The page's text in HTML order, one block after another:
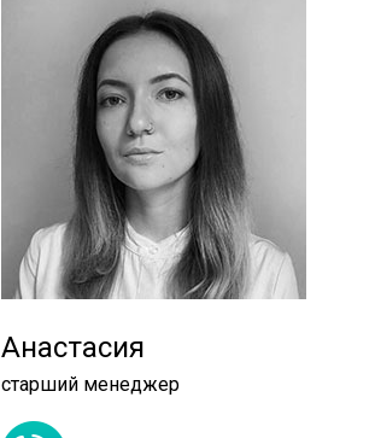
Анастасия
старший менеджер